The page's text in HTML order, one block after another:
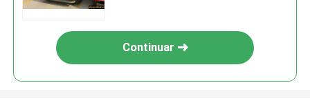
Continuar